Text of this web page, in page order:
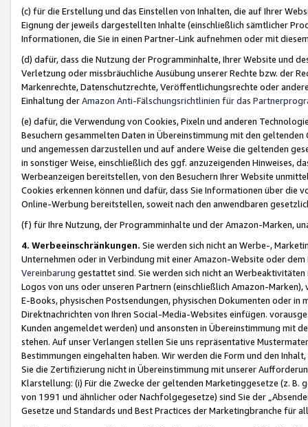
(c) für die Erstellung und das Einstellen von Inhalten, die auf Ihrer
Eignung der jeweils dargestellten Inhalte (einschließlich sämtlicher
Informationen, die Sie in einen Partner-Link aufnehmen oder mit
(d) dafür, dass die Nutzung der Programminhalte, Ihrer Website und
Verletzung oder missbräuchliche Ausübung unserer Rechte bzw. der
Markenrechte, Datenschutzrechte, Veröffentlichungsrechte oder
Einhaltung derAmazon Anti-Fälschungsrichtlinien für das
(e) dafür, die Verwendung von Cookies, Pixeln und anderen
Besuchern gesammelten Daten in Übereinstimmung mit den
und angemessen darzustellen und auf andere Weise die geltenden
in sonstiger Weise, einschließlich des ggf. anzuzeigenden Hinweises,
Werbeanzeigen bereitstellen, von den Besuchern Ihrer Website
Cookies erkennen können und dafür, dass Sie Informationen über die
Online-Werbung bereitstellen, soweit nach den anwendbaren
(f) für Ihre Nutzung, der Programminhalte und der Amazon-Marken,
4. Werbeeinschränkungen. Sie werden sich nicht an Werbe-,
Unternehmen oder in Verbindung mit einer Amazon-Website oder
Vereinbarung gestattet sind. Sie werden sich nicht an
Logos von uns oder unseren Partnern (einschließlich Amazon-
E-Books, physischen Postsendungen, physischen Dokumenten oder in
Direktnachrichten von Ihren Social-Media-Websites einfügen.
Kunden angemeldet werden) und ansonsten in Übereinstimmung mit
stehen. Auf unser Verlangen stellen Sie uns repräsentative
Bestimmungen eingehalten haben. Wir werden die Form und den
Sie die Zertifizierung nicht in Übereinstimmung mit unserer
Klarstellung: (i) Für die Zwecke der geltenden Marketinggesetze (z. B.
von 1991 und ähnlicher oder Nachfolgegesetze) sind Sie der
Gesetze und Standards und Best Practices der Marketingbranche für